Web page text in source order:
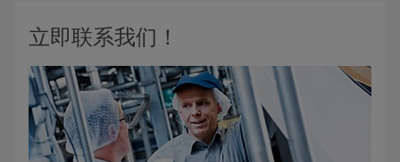
立即联系我们！